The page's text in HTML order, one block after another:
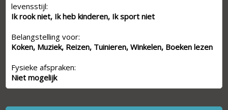
levensstijl:
Ik rook niet, Ik heb kinderen, Ik sport niet
Belangstelling voor:
Koken, Muziek, Reizen, Tuinieren, Winkelen, Boeken lezen
Fysieke afspraken:
Niet mogelijk